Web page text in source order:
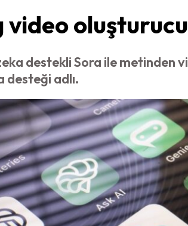
video
destekli Sora ile metinden
desteği adlı.